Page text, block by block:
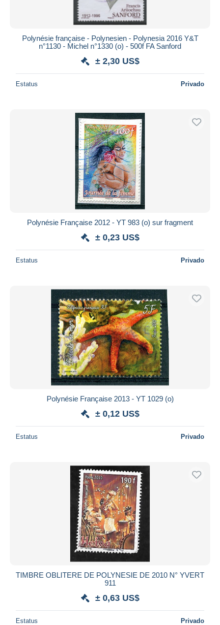
Polynésie française - Polynesien - Polynesia 2016 Y&T
n°1130 - Michel n°1330 (o) - 500f FA Sanford
± 2,30 US$
Estatus Privado
Polynésie Française 2012 - YT 983 (o) sur fragment
± 0,23 US$
Estatus Privado
Polynésie Française 2013 - YT 1029 (o)
± 0,12 US$
Estatus Privado
TIMBRE OBLITERE DE POLYNESIE DE 2010 N° YVERT
911
± 0,63 US$
Estatus Privado